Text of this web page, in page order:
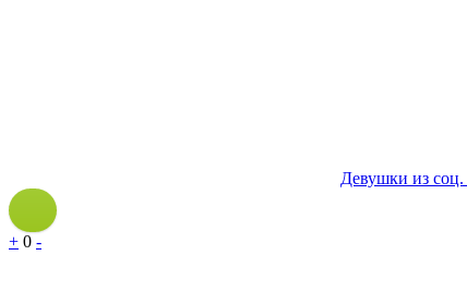
Девушки из соц.
+ 0 -